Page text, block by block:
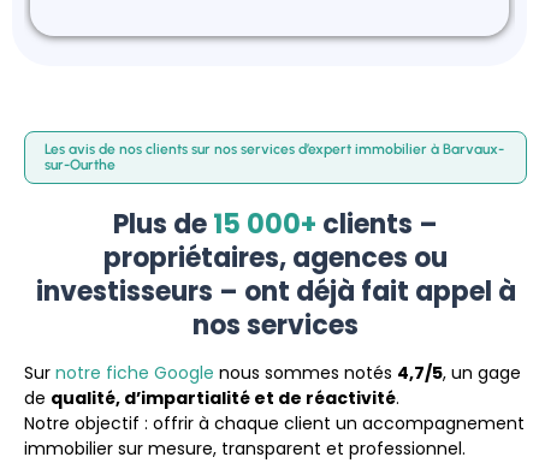
Les avis de nos clients sur nos services d’expert immobilier à Barvaux-
sur-Ourthe
Plus de15 000+ clients –
propriétaires, agences ou
investisseurs – ont déjà fait appel à
nos services
Sur notre fiche Google nous sommes notés 4,7/5, un gage
de qualité, d’impartialité et de réactivité.
Notre objectif : offrir à chaque client un accompagnement
immobilier sur mesure, transparent et professionnel.